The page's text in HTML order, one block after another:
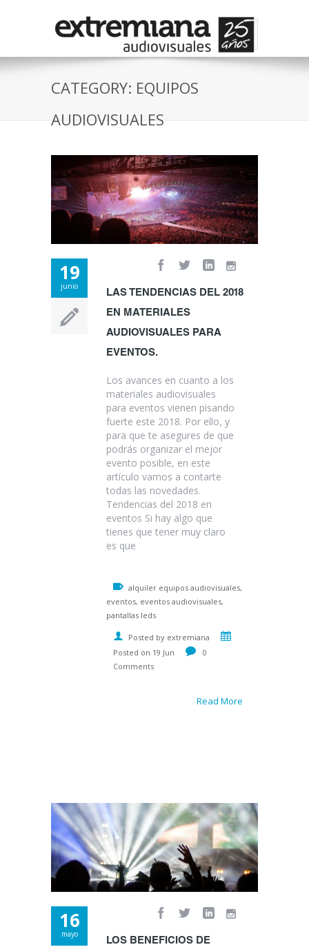
CATEGORY: EQUIPOS
AUDIOVISUALES
19
junio
LAS TENDENCIAS DEL 2018
EN MATERIALES
AUDIOVISUALES PARA
EVENTOS.
Los avances en cuanto a los
materiales audiovisuales
para eventos vienen pisando
fuerte este 2018. Por ello, y
para que te asegures de que
podrás organizar el mejor
evento posible, en este
artículo vamos a contarte
todas las novedades.
Tendencias del 2018 en
eventos Si hay algo que
tienes que tener muy claro
es que
alquiler equipos audiovisuales,
eventos, eventos audiovisuales,
pantallas leds
Posted by extremiana
Posted on 19 Jun
0
Comments
Read More
16
mayo
LOS BENEFICIOS DE